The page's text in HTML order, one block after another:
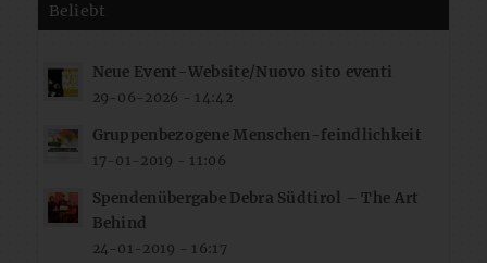
Beliebt
Neue Event-Website/Nuovo sito eventi
29-06-2026 - 14:42
Gruppenbezogene Menschen-feindlichkeit
17-01-2019 - 11:06
Spendenübergabe Debra Südtirol – The Art
Behind
24-01-2019 - 16:17